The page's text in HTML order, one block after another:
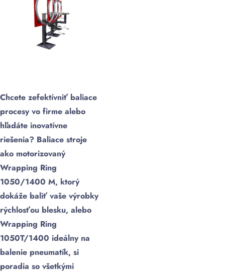
Chcete zefektívniť baliace
procesy vo firme alebo
hľadáte inovatívne
riešenia? Baliace stroje
ako motorizovaný
Wrapping Ring
1050/1400 M, ktorý
dokáže baliť vaše výrobky
rýchlosťou blesku, alebo
Wrapping Ring
1050T/1400 ideálny na
balenie pneumatík, si
poradia so všetkými